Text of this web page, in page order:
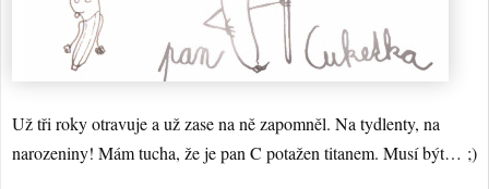
Už tři roky otravuje a už zase na ně zapomněl. Na tydlenty, na
narozeniny! Mám tucha, že je pan C potažen titanem. Musí být… ;)